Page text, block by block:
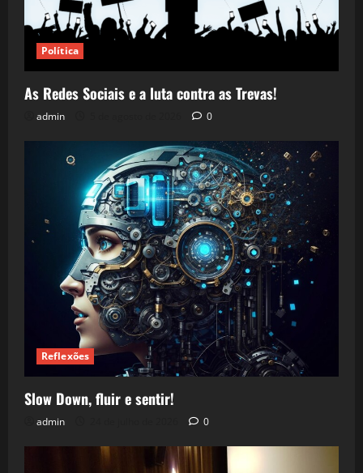
Política
As Redes Sociais e a luta contra as Trevas!
admin 0
Reflexões
Slow Down, fluir e sentir!
admin 0